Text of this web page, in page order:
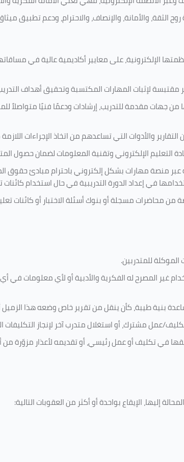
الثقة، والأمانة، والإنصاف، والاحترام، ودعم تطبيق
الإلكترونية، على معايير أكاديمية عالية في
مقتبسة لإثبات المهارات المكتسبة وتحقيق أهداف
جهات مقدمة للتدريب، إرشادات ودعمًا فنيًا متواصلاً
والأدوات التي تساعدهم من اتخاذ الإجراءات
الإلكتروني وتقنية المعلومات لضمان حصول
عبر منصة مهارات بشكل إلكتروني باحترام مبادئ
في إعداد الدورة التدريبية في حال استخدام
من محاضرات مسجلة أو بنوك أسئلة الاختبار أو
الموكلة للمتدربين.
غير المصرح له الفكرية والأدبية أو لأي
بنية طيبة، كأن ينقل من تقرير خاص وضعه هذا الزميل
عمل مشترك، أو استغلال متدرب آخر لإنجاز التكليفات
في تكليف أو عمل رئيسي، أو تقديمه لأعذار مزوّرة من
إليها، الإيقاع بواحدة أو أكثر من العقوبات التالية: